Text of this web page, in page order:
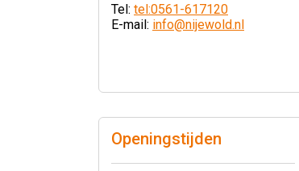
Tel: tel:0561-617120
E-mail: info@nijewold.nl
Openingstijden